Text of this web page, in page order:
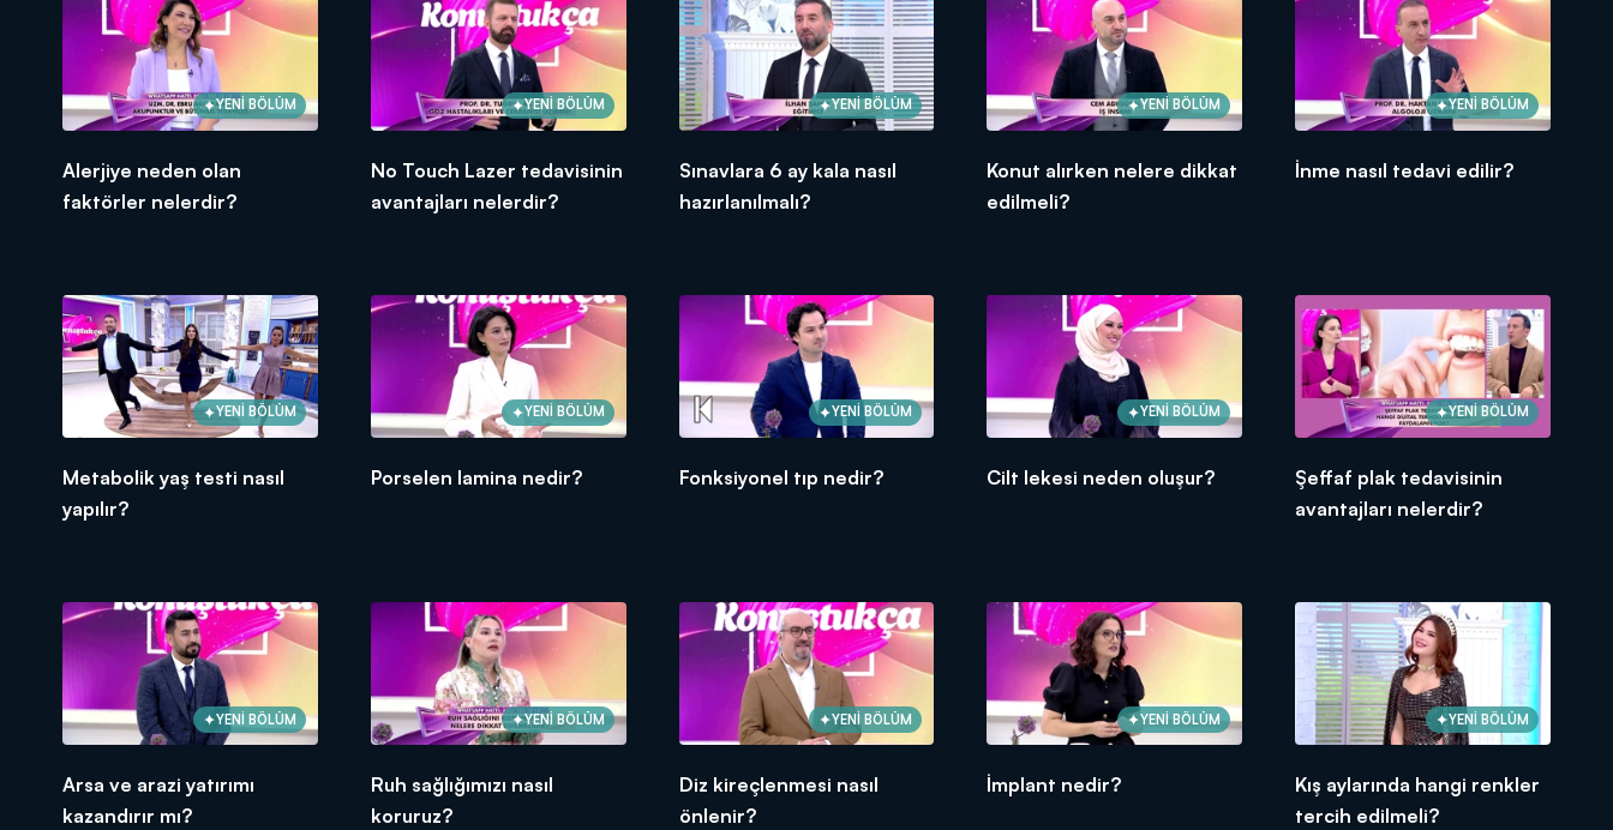
YENİ BÖLÜM
Alerjiye neden olan
faktörler nelerdir?
YENİ BÖLÜM
No Touch Lazer tedavisinin
avantajları nelerdir?
YENİ BÖLÜM
Sınavlara 6 ay kala nasıl
hazırlanılmalı?
YENİ BÖLÜM
Konut alırken nelere dikkat
edilmeli?
YENİ BÖLÜM
İnme nasıl tedavi edilir?
YENİ BÖLÜM
Metabolik yaş testi nasıl
yapılır?
YENİ BÖLÜM
Porselen lamina nedir?
YENİ BÖLÜM
Fonksiyonel tıp nedir?
YENİ BÖLÜM
Cilt lekesi neden oluşur?
YENİ BÖLÜM
Şeffaf plak tedavisinin
avantajları nelerdir?
YENİ BÖLÜM
Arsa ve arazi yatırımı
kazandırır mı?
YENİ BÖLÜM
Ruh sağlığımızı nasıl
koruruz?
YENİ BÖLÜM
Diz kireçlenmesi nasıl
önlenir?
YENİ BÖLÜM
İmplant nedir?
YENİ BÖLÜM
Kış aylarında hangi renkler
tercih edilmeli?